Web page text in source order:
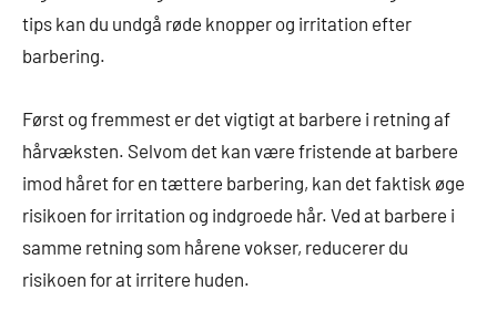
tips kan du undgå røde knopper og irritation efter
barbering.
Først og fremmest er det vigtigt at barbere i retning af
hårvæksten. Selvom det kan være fristende at barbere
imod håret for en tættere barbering, kan det faktisk øge
risikoen for irritation og indgroede hår. Ved at barbere i
samme retning som hårene vokser, reducerer du
risikoen for at irritere huden.